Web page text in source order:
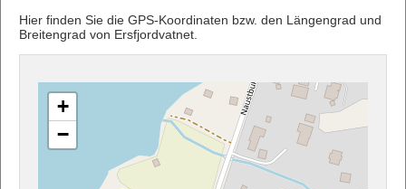
Hier finden Sie die GPS-Koordinaten bzw. den Längengrad und
Breitengrad von Ersfjordvatnet.
+
−